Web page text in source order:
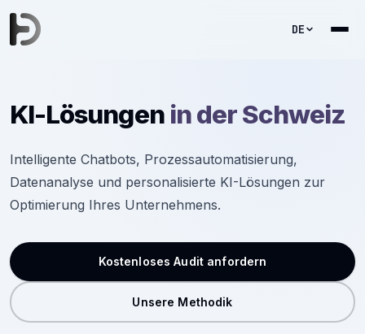
DE
KI-Lösungen in der Schweiz
Intelligente Chatbots, Prozessautomatisierung,
Datenanalyse und personalisierte KI-Lösungen zur
Optimierung Ihres Unternehmens.
Kostenloses Audit anfordern
Unsere Methodik